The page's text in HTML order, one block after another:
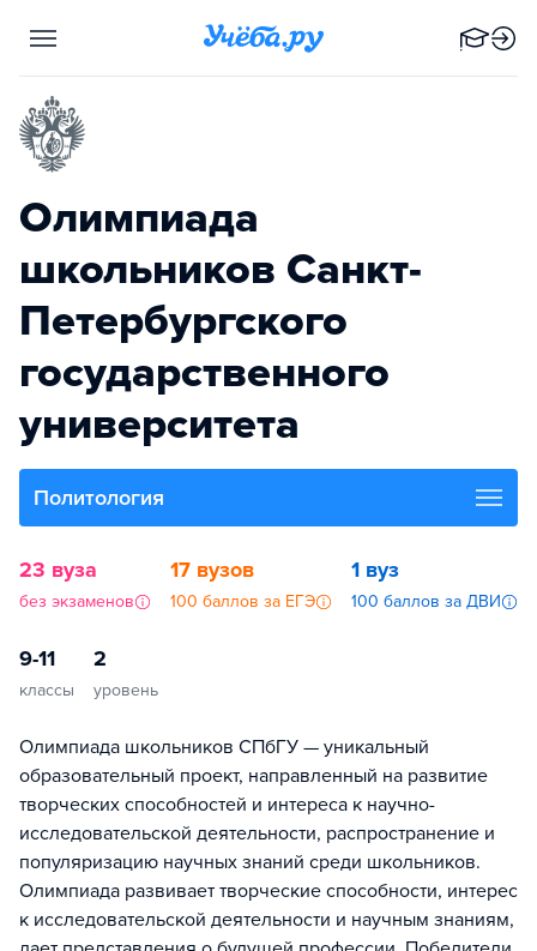
Олимпиада
школьников Санкт-
Петербургского
государственного
университета
Политология
23 вуза
без экзаменов
17 вузов
100 баллов за ЕГЭ
1 вуз
100 баллов за ДВИ
9-11
классы
2
уровень
Олимпиада школьников СПбГУ — уникальный
образовательный проект, направленный на развитие
творческих способностей и интереса к научно-
исследовательской деятельности, распространение и
популяризацию научных знаний среди школьников.
Олимпиада развивает творческие способности, интерес
к исследовательской деятельности и научным знаниям,